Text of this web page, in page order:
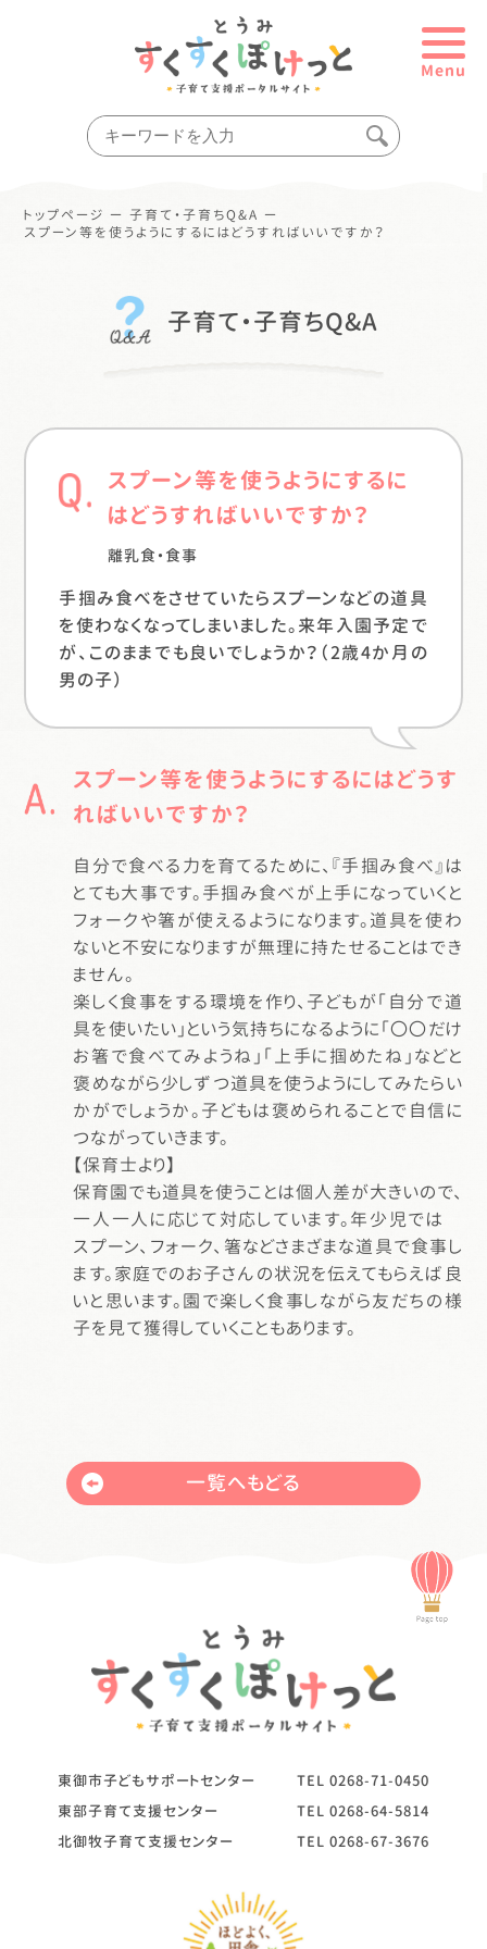
Menu
トップページ ー子育て・子育ちQ&A ー
スプーン等を使うようにするにはどうすればいいですか？
子育て・子育ちQ&A
スプーン等を使うようにするに
はどうすればいいですか？
離乳食・食事
手掴み食べをさせていたらスプーンなどの道具
を使わなくなってしまいました。来年入園予定で
が、このままでも良いでしょうか？（2歳4か月の
男の子）
スプーン等を使うようにするにはどうす
ればいいですか？
自分で食べる力を育てるために、『手掴み食べ』は
とても大事です。手掴み食べが上手になっていくと
フォークや箸が使えるようになります。道具を使わ
ないと不安になりますが無理に持たせることはでき
ません。
楽しく食事をする環境を作り、子どもが「自分で道
具を使いたい」という気持ちになるように「〇〇だけ
お箸で食べてみようね」「上手に掴めたね」などと
褒めながら少しずつ道具を使うようにしてみたらい
かがでしょうか。子どもは褒められることで自信に
つながっていきます。
【保育士より】
保育園でも道具を使うことは個人差が大きいので、
一人一人に応じて対応しています。年少児では
スプーン、フォーク、箸などさまざまな道具で食事し
ます。家庭でのお子さんの状況を伝えてもらえば良
いと思います。園で楽しく食事しながら友だちの様
子を見て獲得していくこともあります。
一覧へもどる
東御市子どもサポートセンター TEL 0268-71-0450
東部子育て支援センター
TEL 0268-64-5814
北御牧子育て支援センター
TEL 0268-67-3676